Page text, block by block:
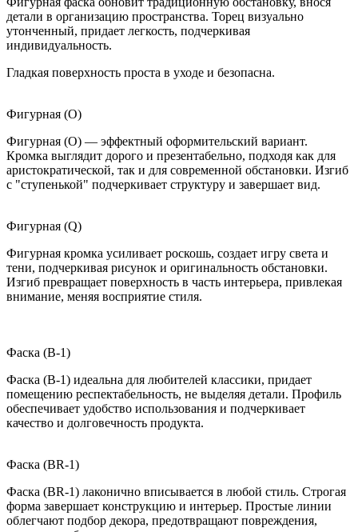
детали в организацию пространства. Торец визуально
утонченный, придает легкость, подчеркивая
индивидуальность.
Гладкая поверхность проста в уходе и безопасна.
Фигурная (O)
Фигурная (O) — эффектный оформительский вариант.
Кромка выглядит дорого и презентабельно, подходя как для
аристократической, так и для современной обстановки. Изгиб
с "ступенькой" подчеркивает структуру и завершает вид.
Фигурная (Q)
Фигурная кромка усиливает роскошь, создает игру света и
тени, подчеркивая рисунок и оригинальность обстановки.
Изгиб превращает поверхность в часть интерьера, привлекая
внимание, меняя восприятие стиля.
Фаска (B-1)
Фаска (B-1) идеальна для любителей классики, придает
помещению респектабельность, не выделяя детали. Профиль
обеспечивает удобство использования и подчеркивает
качество и долговечность продукта.
Фаска (BR-1)
Фаска (BR-1) лаконично вписывается в любой стиль. Строгая
форма завершает конструкцию и интерьер. Простые линии
облегчают подбор декора, предотвращают повреждения,